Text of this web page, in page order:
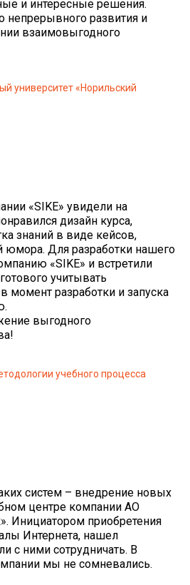
и интересные решения.
развития и
взаимовыгодного
университет «Норильский
«SIKE» увидели на
дизайн курса,
знаний в виде кейсов,
юмора. Для разработки нашего
«SIKE» и встретили
учитывать
момент разработки и запуска
выгодного
учебного процесса
систем – внедрение новых
центре компании АО
Инициатором приобретения
Интернета, нашел
с ними сотрудничать. В
мы не сомневались.